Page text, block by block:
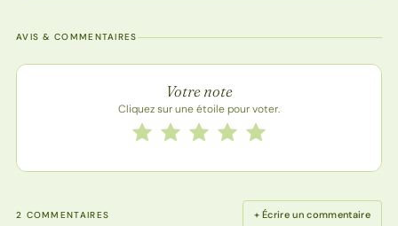
AVIS & COMMENTAIRES
Note de la recette
Votre note
Cliquez sur une étoile pour voter.
Notez cette recette de 1 à 5 étoiles
5 étoiles
4 étoiles
3 étoiles
2 étoiles
1 étoile
2 COMMENTAIRES + Écrire un commentaire